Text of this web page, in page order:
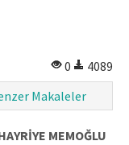
0
4089
Makaleler
MEMOĞLU